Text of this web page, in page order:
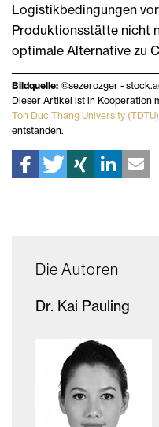
Logistikbedingungen
Produktionsstätte nicht
optimale Alternative zu
Bildquelle: ©sezerozger -
Dieser Artikel ist in Kooperation
Ton Duc Thang University
entstanden.
Die Autoren
Dr. Kai Pauling